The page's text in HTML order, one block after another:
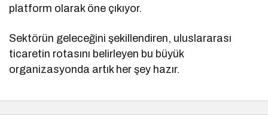
platform olarak öne çıkıyor.
Sektörün geleceğini şekillendiren, uluslararası
ticaretin rotasını belirleyen bu büyük
organizasyonda artık her şey hazır.